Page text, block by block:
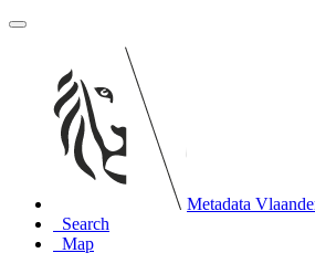
Metadata
Search
Map